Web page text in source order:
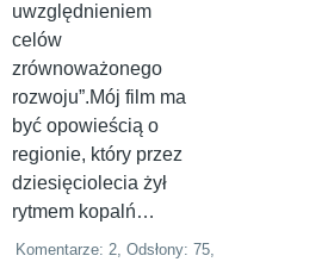
uwzględnieniem
celów
zrównoważonego
rozwoju”.Mój film ma
być opowieścią o
regionie, który przez
dziesięciolecia żył
rytmem kopalń…
Komentarze: 2, Odsłony: 75,